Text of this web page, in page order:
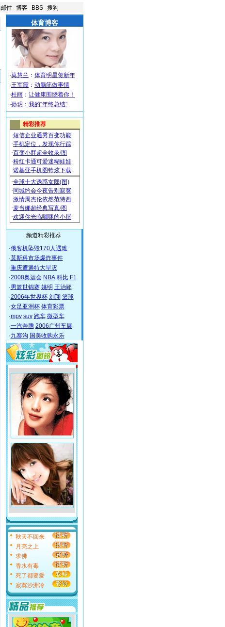
邮件-博客- BBS-搜狗
体育博客
·莫慧兰 ： 体育明星贺新年
·王军霞 ： 动脑筋做事情
·杜丽 ： 让健康围绕着你！
·孙玥 ： 我的“年终总结”
频道精彩推荐
·俄客机坠毁170人遇难
·莫斯科市场爆炸事件
·重庆遭遇特大旱灾
·2008奥运会 NBA 科比 F1
·男篮世锦赛 姚明 王治郅
·2006年世界杯 刘翔 篮球
·女足亚洲杯 体育彩票
·mpv suv 跑车 微型车
·一汽奔腾 2006广州车展
·九寨沟 国美收购永乐
秋天不回来
月亮之上
求佛
香水有毒
死了都要爱
寂寞沙洲冷